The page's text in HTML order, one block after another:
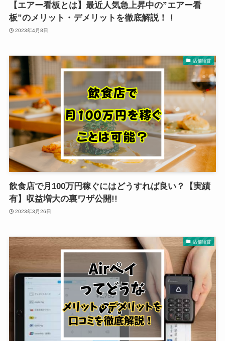
【エアー看板とは】最近人気急上昇中の”エアー看
板”のメリット・デメリットを徹底解説！！
2023年4月8日
店舗経営
飲食店で月100万円稼ぐにはどうすれば良い？【実績
有】収益増大の裏ワザ公開!!
2023年3月26日
店舗経営